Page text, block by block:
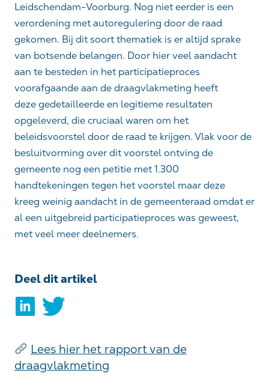
Leidschendam-Voorburg. Nog niet eerder is een
verordening metautoregulering door de raad
gekomen. Bij dit soort thematiek is er altijd sprake
van botsende belangen. Door hier veel aandacht
aan te besteden in het participatieproces
voorafgaande aan de draagvlakmeting heeft
dezegedetailleerde en legitieme resultaten
opgeleverd, die cruciaal waren om het
beleidsvoorstel door de raad te krijgen.Vlak voor de
besluitvorming over dit voorstel ontving de
gemeente nog een petitie met 1.300
handtekeningen tegen het voorstel maar deze
kreeg weinig aandacht in de gemeenteraad omdat er
al een uitgebreid participatieproces was geweest,
met veel meer deelnemers.
Deel dit artikel
Lees hier het rapport van de
draagvlakmeting